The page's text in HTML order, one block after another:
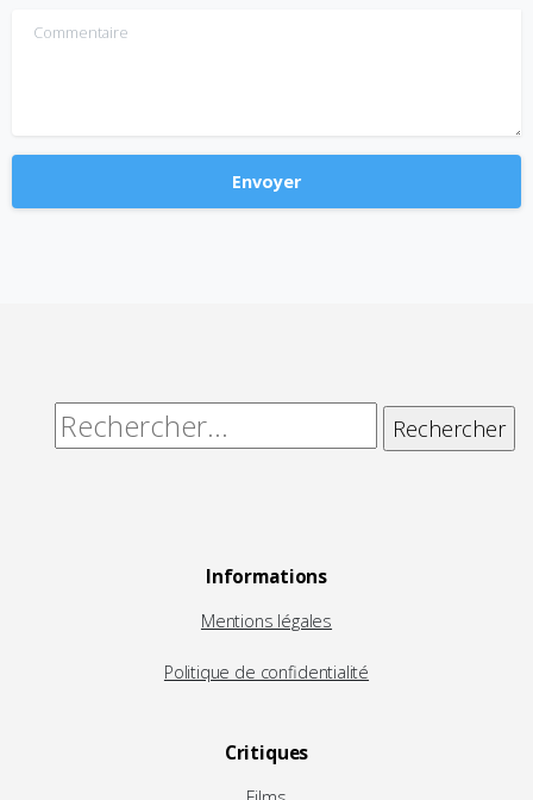
Commentaire
Rechercher :
Informations
Mentions légales
Politique de confidentialité
Critiques